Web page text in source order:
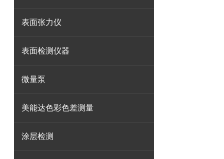
表面张力仪
表面检测仪器
微量泵
美能达色彩色差测量
涂层检测